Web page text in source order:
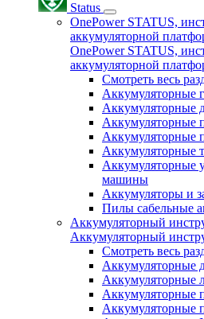
Status
OnePower STATUS,
аккумуляторной
OnePower STATUS,
аккумуляторной
Смотреть весь
Аккумуляторные
Аккумуляторные
Аккумуляторные
Аккумуляторные
Аккумуляторные
Аккумуляторные
машины
Аккумуляторы и
Пилы сабельные
Аккумуляторный
Аккумуляторный
Смотреть весь
Аккумуляторные
Аккумуляторные
Аккумуляторные
Аккумуляторные